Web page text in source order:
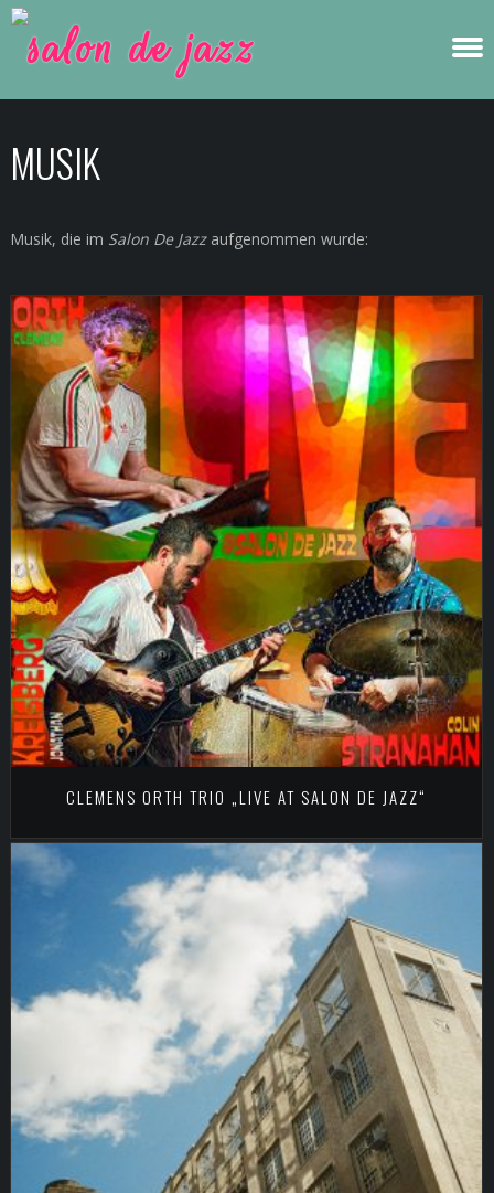
MUSIK
Musik, die im Salon De Jazzaufgenommen wurde:
CLEMENS ORTH TRIO „LIVE AT SALON DE JAZZ“